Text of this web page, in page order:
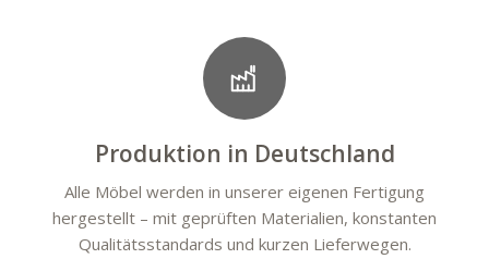
Produktion in Deutschland
Alle Möbel werden in unserer eigenen Fertigung
hergestellt – mit geprüften Materialien, konstanten
Qualitätsstandards und kurzen Lieferwegen.